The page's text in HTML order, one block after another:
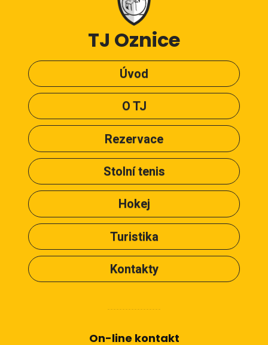
TJ Oznice
Úvod
O TJ
Rezervace
Stolní tenis
Hokej
Turistika
Kontakty
On-line kontakt